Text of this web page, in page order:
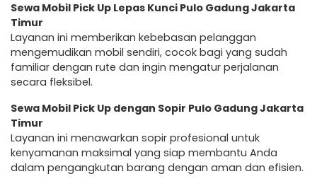
Sewa Mobil Pick Up Lepas Kunci Pulo Gadung Jakarta
Timur
Layanan ini memberikan kebebasan pelanggan
mengemudikan mobil sendiri, cocok bagi yang sudah
familiar dengan rute dan ingin mengatur perjalanan
secara fleksibel.
Sewa Mobil Pick Up dengan Sopir Pulo Gadung Jakarta
Timur
Layanan ini menawarkan sopir profesional untuk
kenyamanan maksimal yang siap membantu Anda
dalam pengangkutan barang dengan aman dan efisien.